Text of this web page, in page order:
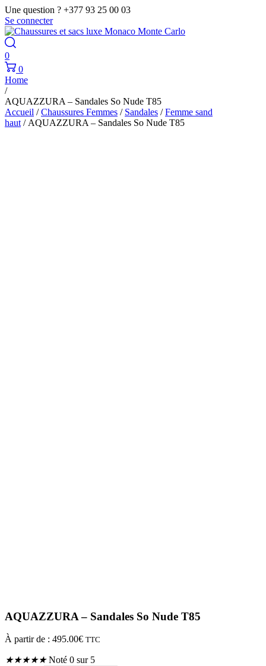
Une question ? +377 93 25 00 03
Se connecter
0
0
Home
/
AQUAZZURA – Sandales So Nude T85
Accueil /Chaussures Femmes / Sandales /Femme sand
haut / AQUAZZURA – Sandales So Nude T85
AQUAZZURA – Sandales So Nude T85
À partir de : 495.00€ TTC
★★★★★ Noté 0 sur 5